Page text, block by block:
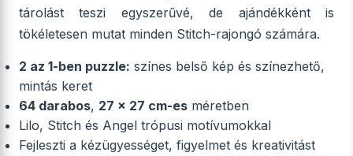
tárolást teszi egyszerűvé, de ajándékként is
tökéletesen mutat minden Stitch-rajongó számára.
2 az 1-ben puzzle: színes belső kép és színezhető,
mintás keret
64 darabos, 27 x 27 cm-es méretben
Lilo, Stitch és Angel trópusi motívumokkal
Fejleszti a kézügyességet, figyelmet és kreativitást